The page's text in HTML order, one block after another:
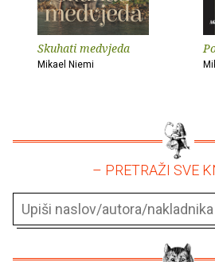
Skuhati medvjeda
Mikael Niemi
– PRETRAŽI SVE